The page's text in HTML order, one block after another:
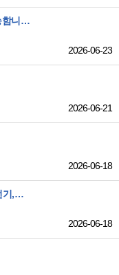
부산 양산 울산까지 출퇴근가능함니다 전기통신소방 10년 했슴니다
2026-06-23
2026-06-21
2026-06-18
전기기사,전기공사기사,소방(전기,기계) 구직합니다.
2026-06-18